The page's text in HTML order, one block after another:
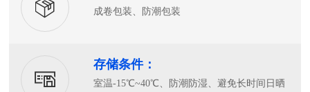
成卷包装、防潮包装
存储条件：
室温-15℃~40℃、防潮防湿、避免长时间日晒